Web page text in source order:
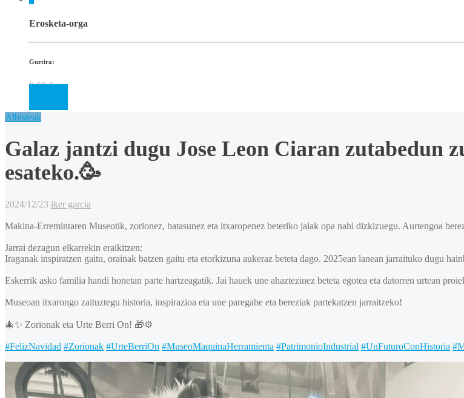
Erosketa-orga
Guztira:
0.00€
Albisteak
Galaz jantzi dugu Jose Leon Ciaran zutabedun
esateko.🥳
2024/12/23 iker garcia
Makina-Erremintaren Museotik, zorionez, batasunez eta itxaropenez beteriko jaiak opa nahi dizkizuegu. Aurtengoa
Jarrai dezagun elkarrekin eraikitzen:
Iraganak inspiratzen gaitu, orainak batzen gaitu eta etorkizuna aukeraz beteta dago. 2025ean lanean jarraituko dugu
Eskerrik asko familia handi honetan parte hartzeagatik. Jai hauek une ahaztezinez beteta egotea eta datorren urtean
Museoan itxarongo zaituztegu historia, inspirazioa eta une paregabe eta bereziak partekatzen jarraitzeko!
🎄✨ Zorionak eta Urte Berri On! 🎁⚙️
#FelizNavidad #Zorionak #UrteBerriOn #MuseoMaquinaHerramienta #PatrimonioIndustrial #UnFuturoConHistoria